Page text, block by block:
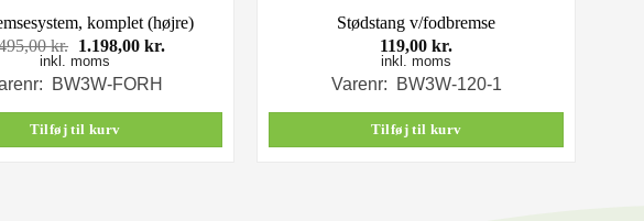
komplet (højre)
kr. Den
oprindelige
pris
1.495,00 kr..
1.198,00 kr.Den
1.198,00 kr..
inkl. moms
BW3W-FORH
Tilføj til kurv
Stødstang v/fodbremse
119,00 kr.
inkl. moms
Varenr: BW3W-120-1
Tilføj til kurv